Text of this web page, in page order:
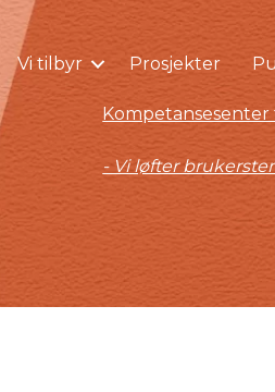
Vi tilbyr Prosjekter
- Vi løfter